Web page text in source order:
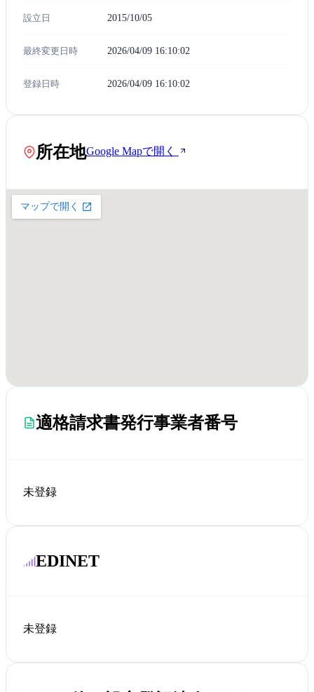
設立日 2015/10/05
最終変更日時 2026/04/09 16:10:02
登録日時 2026/04/09 16:10:02
所在地Google Mapで開く
適格請求書発行事業者番号
未登録
EDINET
未登録